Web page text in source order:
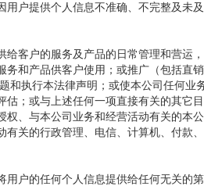
户提供个人信息不准确、不完整及未
客户的服务及产品的日常管理和营运
和产品供客户使用；或推广（包括直
执行本法律声明；或使本公司任何业
；或与上述任何一项直接有关的其它目
、与本公司业务和经营活动有关的本
关的行政管理、电信、计算机、付款、
户的任何个人信息提供给任何无关的第